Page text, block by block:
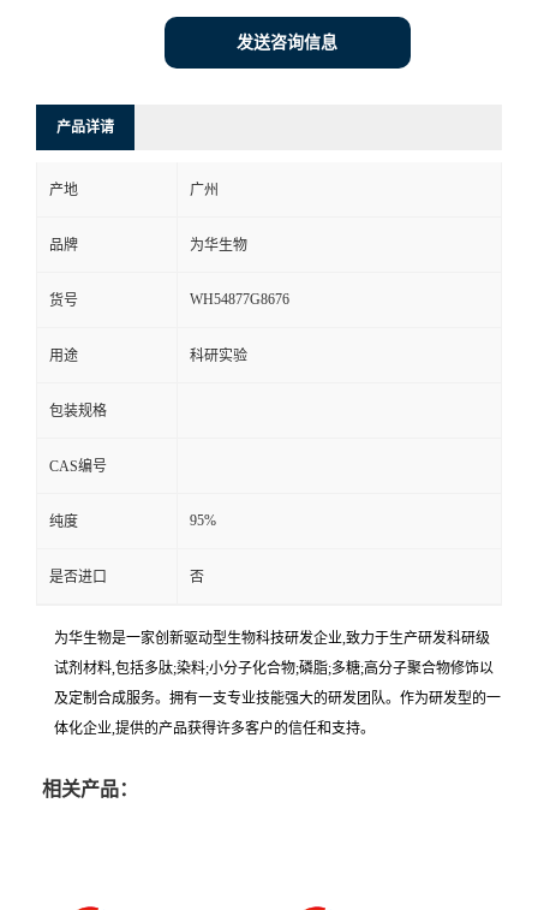
发送咨询信息
产品详请
产地 广州
品牌 为华生物
货号 WH54877G8676
用途 科研实验
包装规格
CAS编号
纯度 95%
是否进口 否
为华生物是一家创新驱动型生物科技研发企业,致力于生产研发科研级
试剂材料,包括多肽;染料;小分子化合物;磷脂;多糖;高分子聚合物修饰以
及定制合成服务。拥有一支专业技能强大的研发团队。作为研发型的一
体化企业,提供的产品获得许多客户的信任和支持。
相关产品：